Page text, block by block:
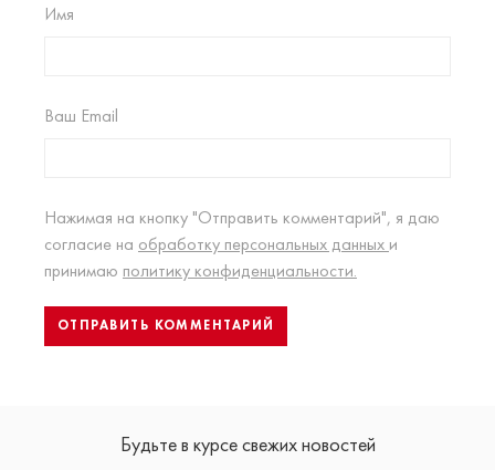
Имя
Ваш Email
Нажимая на кнопку "Отправить комментарий", я даю
согласие на обработку персональных данных и
принимаю политику конфиденциальности.
Будьте в курсе свежих новостей